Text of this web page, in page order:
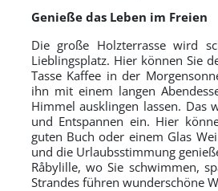
Genieße das Leben im Freien
Die große Holzterrasse wird
Lieblingsplatz. Hier können Sie
Tasse Kaffee in der
ihn mit einem langen
Himmel ausklingen lassen. Das
und Entspannen ein. Hier
guten Buch oder einem Glas
und die Urlaubsstimmung
Råbylille, wo Sie schwimmen,
Strandes führen wunderschöne